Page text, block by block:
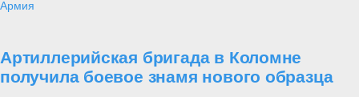
Армия
Артиллерийская бригада в Коломне
получила боевое знамя нового образца